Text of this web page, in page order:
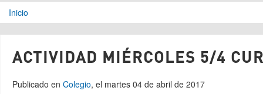
Se encuentra usted aquí
Inicio
ACTIVIDAD MIÉRCOLES 5/4
Publicado en Colegio, el martes 04 de abril de 2017